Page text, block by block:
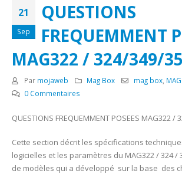
21
Sep
QUESTIONS
FREQUEMMENT
MAG322 / 324/349/
Par mojaweb Mag Box mag box
0 Commentaires
QUESTIONS FREQUEMMENT POSEES MAG322 /
Cette section décrit les spécifications
logicielles et les paramètres du MAG322 / 324 /
de modèles qui a développé sur la base des